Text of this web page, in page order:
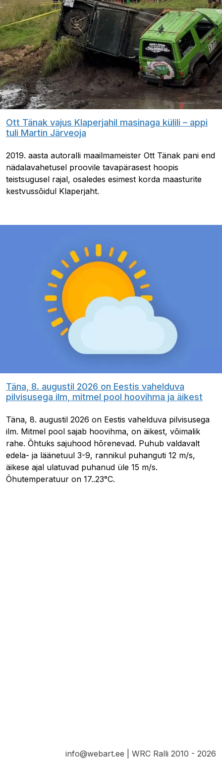
Ott Tänak vajus Klaperjahil masinaga külili – appi
tuli Martin Järveoja
2019. aasta autoralli maailmameister Ott Tänak pani end
nädalavahetusel proovile tavapärasest hoopis
teistsugusel rajal, osaledes esimest korda maasturite
kestvussõidul Klaperjaht.
Täna, 8. augustil 2026 on Eestis vahelduva
pilvisusega ilm, mitmel pool hoovihma ja äikest
Täna, 8. augustil 2026 on Eestis vahelduva pilvisusega
ilm. Mitmel pool sajab hoovihma, on äikest, võimalik
rahe. Õhtuks sajuhood hõrenevad. Puhub valdavalt
edela- ja läänetuul 3-9, rannikul puhanguti 12 m/s,
äikese ajal ulatuvad puhanud üle 15 m/s.
Õhutemperatuur on 17..23°C.
info@webart.ee | WRC Ralli 2010 - 2026